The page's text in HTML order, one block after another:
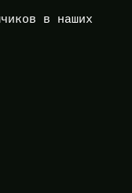
в наших